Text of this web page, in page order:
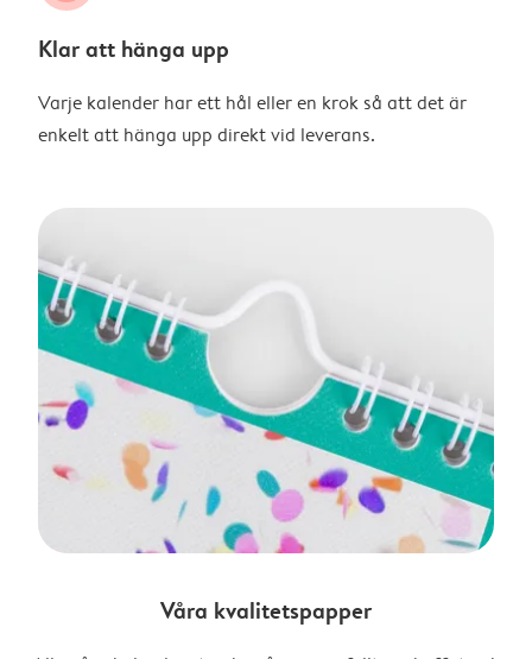
Klar att hänga upp
Varje kalender har ett hål eller en krok så att det är
enkelt att hänga upp direkt vid leverans.
Våra kvalitetspapper